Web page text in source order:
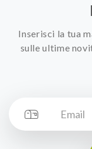
Inserisci la tua
sulle ultime